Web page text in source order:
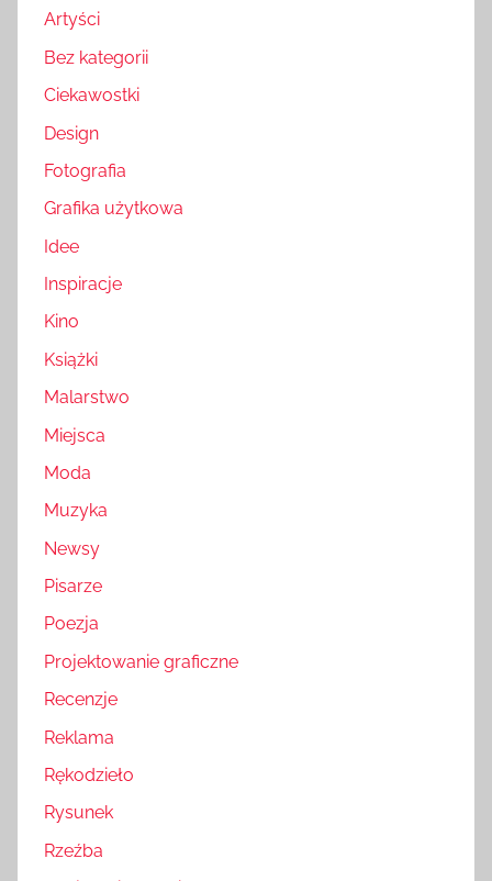
Artyści
Bez kategorii
Ciekawostki
Design
Fotografia
Grafika użytkowa
Idee
Inspiracje
Kino
Książki
Malarstwo
Miejsca
Moda
Muzyka
Newsy
Pisarze
Poezja
Projektowanie graficzne
Recenzje
Reklama
Rękodzieło
Rysunek
Rzeźba